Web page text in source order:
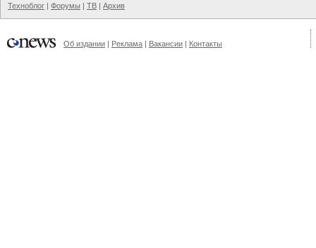
Техноблог | Форумы | ТВ | Архив
Об издании | Реклама | Вакансии | Контакты